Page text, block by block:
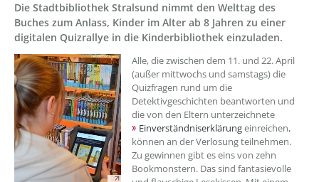
Die Stadtbibliothek Stralsund nimmt den Welttag des
Buches zum Anlass, Kinder im Alter ab 8 Jahren zu einer
digitalen Quizrallye in die Kinderbibliothek einzuladen.
??? absaetzeOben[1]/titel ???
Alle, die zwischen dem 11. und 22. April
(außer mittwochs und samstags) die
Quizfragen rund um die
Detektivgeschichten beantworten und
die von den Eltern unterzeichnete
Einverständniserklärungeinreichen,
können an der Verlosung teilnehmen.
Zu gewinnen gibt es eins von zehn
Bookmonstern. Das sind fantasievolle